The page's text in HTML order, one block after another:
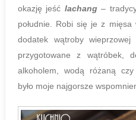
okazję jeść lachang–
południe. Robi się je z
dodatek wątroby
przygotowane z wątróbek,
alkoholem, wodą różaną
było moje najgorsze